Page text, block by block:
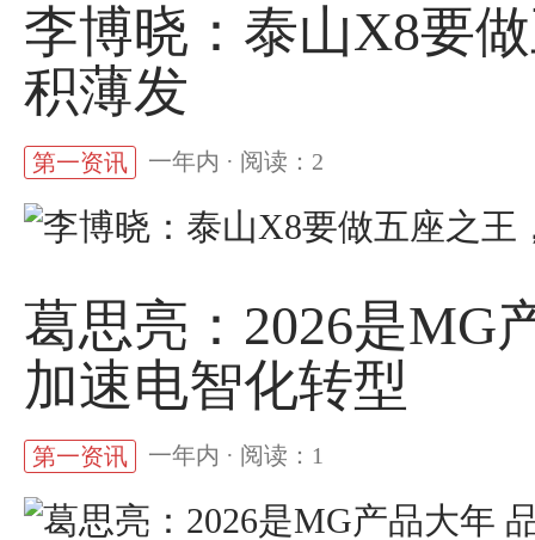
李博晓：泰山X8要
积薄发
第一资讯 一年内 · 阅读：2
葛思亮：2026是MG
加速电智化转型
第一资讯 一年内 · 阅读：1